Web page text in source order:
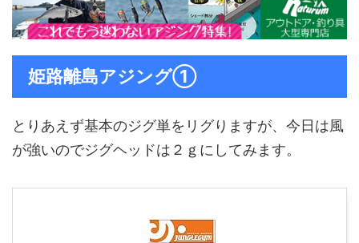
姫路離島アジング①
とりあえず基本のジグ単をリグりますが、今日は風
が強いのでジグヘッドは２ｇにしてみます。